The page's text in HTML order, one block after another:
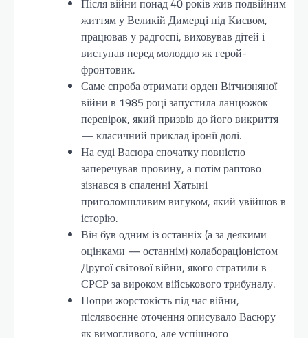
Після війни понад 40 років жив подвійним
життям у Великій Димерці під Києвом,
працював у радгоспі, виховував дітей і
виступав перед молоддю як герой-
фронтовик.
Саме спроба отримати орден Вітчизняної
війни в 1985 році запустила ланцюжок
перевірок, який призвів до його викриття
— класичний приклад іронії долі.
На суді Васюра спочатку повністю
заперечував провину, а потім раптово
зізнався в спаленні Хатыні
приголомшливим вигуком, який увійшов в
історію.
Він був одним із останніх (а за деякими
оцінками — останнім) колабораціоністом
Другої світової війни, якого стратили в
СРСР за вироком військового трибуналу.
Попри жорстокість під час війни,
післявоєнне оточення описувало Васюру
як вимогливого, але успішного